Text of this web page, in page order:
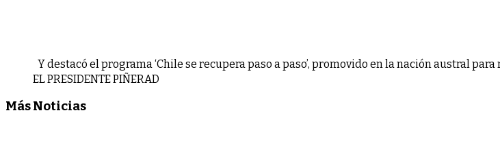
Y destacó el programa ‘Chile se recupera paso a paso’, promovido en la nación austral
EL PRESIDENTE PIÑERAD
Más Noticias